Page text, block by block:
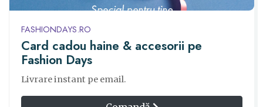
FASHIONDAYS.RO
Card cadou haine & accesorii pe
Fashion Days
Livrare instant pe email.